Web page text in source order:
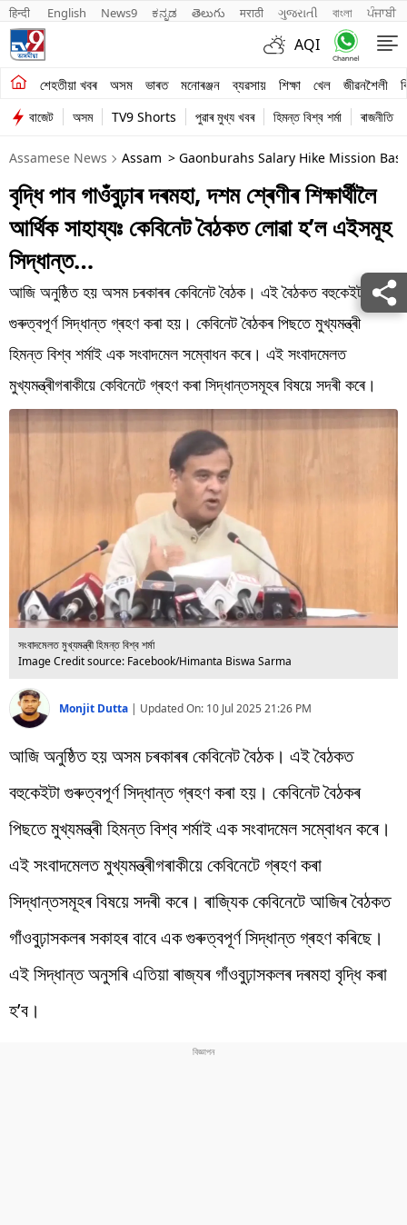
हिन्दी English News9 ಕನ್ನಡ తెలుగు मराठी ગુજરાતી বাংলা ਪੰਜਾਬੀ
AQI
শেহতীয়া খবৰ অসম ভাৰত মনোৰঞ্জন ব্যৱসায় শিক্ষা খেল জীৱনশৈলী
শেহতীয়া খবৰ
অসম
ভাৰত
মনোৰঞ্জন
ব্যৱসায়
শিক্ষা
খেল
জীৱনশৈলী
বিশ্ব
বাজেট অসম TV9 Shorts পুৱাৰ মুখ্য খবৰ হিমন্ত বিশ্ব শৰ্মা ৰাজনীতি
Assamese News Assam > Gaonburahs Salary Hike Mission
বৃদ্ধি পাব গাওঁবুঢ়াৰ দৰমহা, দশম শ্ৰেণীৰ শিক্ষাৰ্থীলৈ
আৰ্থিক সাহায্যঃ কেবিনেট বৈঠকত লোৱা হ’ল এইসমূহ
সিদ্ধান্ত…
আজি অনুষ্ঠিত হয় অসম চৰকাৰৰ কেবিনেট বৈঠক। এই বৈঠকত বহুকেইটা
গুৰুত্বপূৰ্ণ সিদ্ধান্ত গ্ৰহণ কৰা হয়। কেবিনেট বৈঠকৰ পিছতে মুখ্যমন্ত্ৰী
হিমন্ত বিশ্ব শৰ্মাই এক সংবাদমেল সম্বোধন কৰে। এই সংবাদমেলত
মুখ্যমন্ত্ৰীগৰাকীয়ে কেবিনেটে গ্ৰহণ কৰা সিদ্ধান্তসমূহৰ বিষয়ে সদৰী কৰে।
সংবাদমেলত মুখ্যমন্ত্ৰী হিমন্ত বিশ্ব শৰ্মা
Image Credit source: Facebook/Himanta Biswa Sarma
Monjit Dutta | Updated On: 10 Jul 2025 21:26 PM
আজি অনুষ্ঠিত হয় অসম চৰকাৰৰ কেবিনেট বৈঠক। এই বৈঠকত
বহুকেইটা গুৰুত্বপূৰ্ণ সিদ্ধান্ত গ্ৰহণ কৰা হয়। কেবিনেট বৈঠকৰ
পিছতে মুখ্যমন্ত্ৰী হিমন্ত বিশ্ব শৰ্মাই এক সংবাদমেল সম্বোধন কৰে।
এই সংবাদমেলত মুখ্যমন্ত্ৰীগৰাকীয়ে কেবিনেটে গ্ৰহণ কৰা
সিদ্ধান্তসমূহৰ বিষয়ে সদৰী কৰে। ৰাজ্যিক কেবিনেটে আজিৰ বৈঠকত
গাঁওবুঢ়াসকলৰ সকাহৰ বাবে এক গুৰুত্বপূৰ্ণ সিদ্ধান্ত গ্ৰহণ কৰিছে।
এই সিদ্ধান্ত অনুসৰি এতিয়া ৰাজ্যৰ গাঁওবুঢ়াসকলৰ দৰমহা বৃদ্ধি কৰা
হ’ব।